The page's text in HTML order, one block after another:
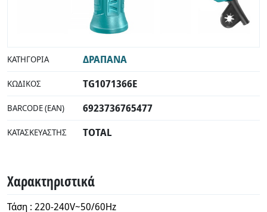
INDUSTRIAL
ΚΑΤΗΓΟΡΊΑ ΔΡΑΠΑΝΑ
ΚΩΔΙΚΌΣ TG1071366E
BARCODE (EAN) 6923736765477
ΚΑΤΑΣΚΕΥΑΣΤΉΣ TOTAL
Χαρακτηριστικά
Τάση : 220-240V~50/60Hz